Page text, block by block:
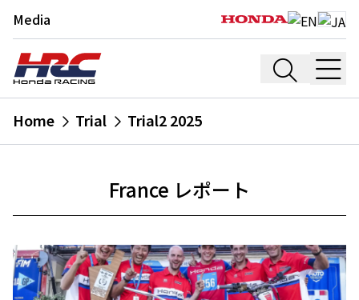
Media
Home Trial Trial2 2025
France レポート